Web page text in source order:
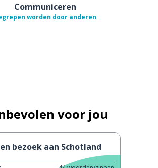
Communiceren
worden door anderen
voor jou
bezoek aan Schotland